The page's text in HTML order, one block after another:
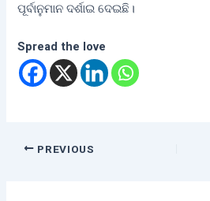
ପୂର୍ବାନୁମାନ ଦର୍ଶାଇ ଦେଇଛି।
Spread the love
PREVIOUS